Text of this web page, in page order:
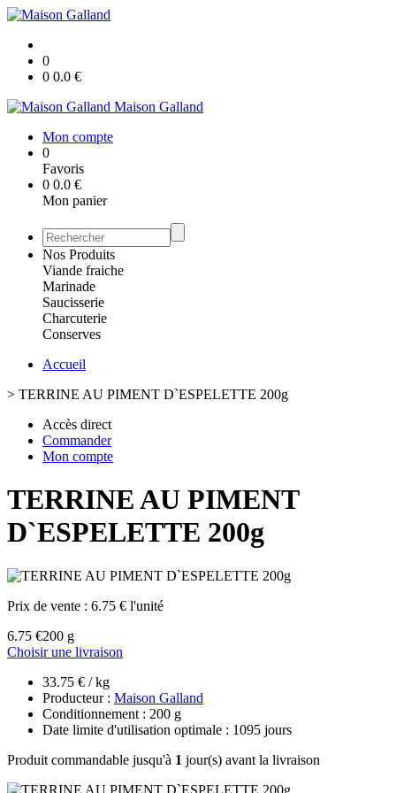
0
0 0.0 €
Maison Galland
Mon compte
0
Favoris
0 0.0 €
Mon panier
Nos Produits
Viande fraiche
Marinade
Saucisserie
Charcuterie
Conserves
Accueil
> TERRINE AU PIMENT D`ESPELETTE 200g
Accès direct
Commander
Mon compte
TERRINE AU PIMENT
D`ESPELETTE 200g
Prix de vente : 6.75 € l'unité
6.75 €200 g
Choisir une livraison
33.75 € / kg
Producteur : Maison Galland
Conditionnement : 200 g
Date limite d'utilisation optimale : 1095 jours
Produit commandable jusqu'à 1 jour(s) avant la livraison